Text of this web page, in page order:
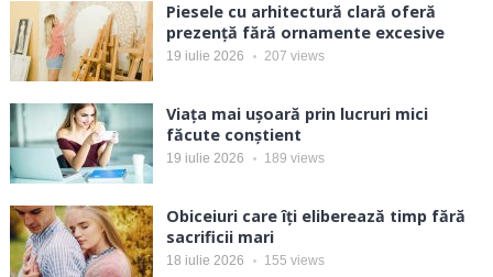
Piesele cu arhitectură clară oferă
prezență fără ornamente excesive
19 iulie 2026 207 views
Viața mai ușoară prin lucruri mici
făcute conștient
19 iulie 2026 189 views
Obiceiuri care îți eliberează timp fără
sacrificii mari
18 iulie 2026 155 views